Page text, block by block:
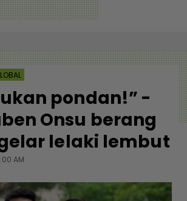
pondan!” -
Onsu berang
lelaki lembut
AM